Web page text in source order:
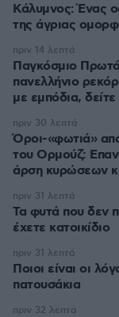
Κάλυμνος: Ένας
της άγριας
Παγκόσμιο
πανελλήνιο
με εμπόδια, δείτε
πριν 14 λεπτά
Όροι-«φωτιά»
του Ορμούζ:
άρση κυρώσεων
πριν 30 λεπτά
Τα φυτά που δεν
έχετε κατοικίδιο
πριν 31 λεπτά
Ποιοι είναι οι
πατουσάκια
πριν 31 λεπτά
πριν 32 λεπτά